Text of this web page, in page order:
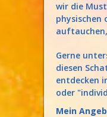
wir die
physischen
Gerne
diesen
entdecken
oder
Mein